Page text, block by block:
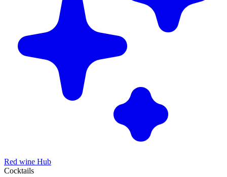
Red wine Hub
Cocktails